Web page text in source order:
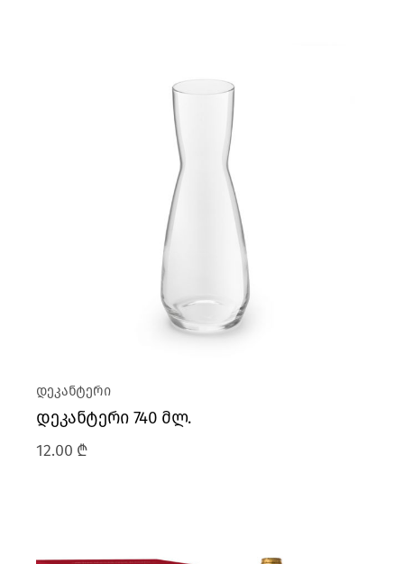
დეკანტერი
დეკანტერი 740 მლ.
12.00 ₾